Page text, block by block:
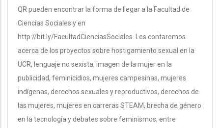
QR pueden encontrar la forma de llegar a la Facultad de
Ciencias Sociales y en
http://bit.ly/FacultadCienciasSociales Les contaremos
acerca de los proyectos sobre hostigamiento sexual en la
UCR, lenguaje no sexista, imagen de la mujer en la
publicidad, feminicidios, mujeres campesinas, mujeres
indígenas, derechos sexuales y reproductivos, derechos de
las mujeres, mujeres en carreras STEAM, brecha de género
en la tecnología y debates sobre feminismos, entre